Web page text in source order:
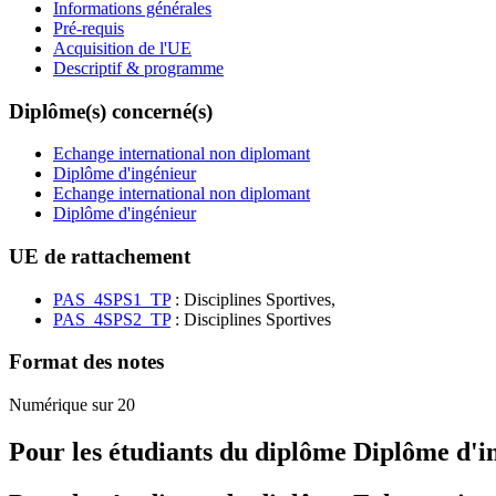
Informations générales
Pré-requis
Acquisition de l'UE
Descriptif & programme
Diplôme(s) concerné(s)
Echange international non diplomant
Diplôme d'ingénieur
Echange international non diplomant
Diplôme d'ingénieur
UE de rattachement
PAS_4SPS1_TP: Disciplines Sportives,
PAS_4SPS2_TP: Disciplines Sportives
Format des notes
Numérique sur 20
Pour les étudiants du diplôme Diplôme